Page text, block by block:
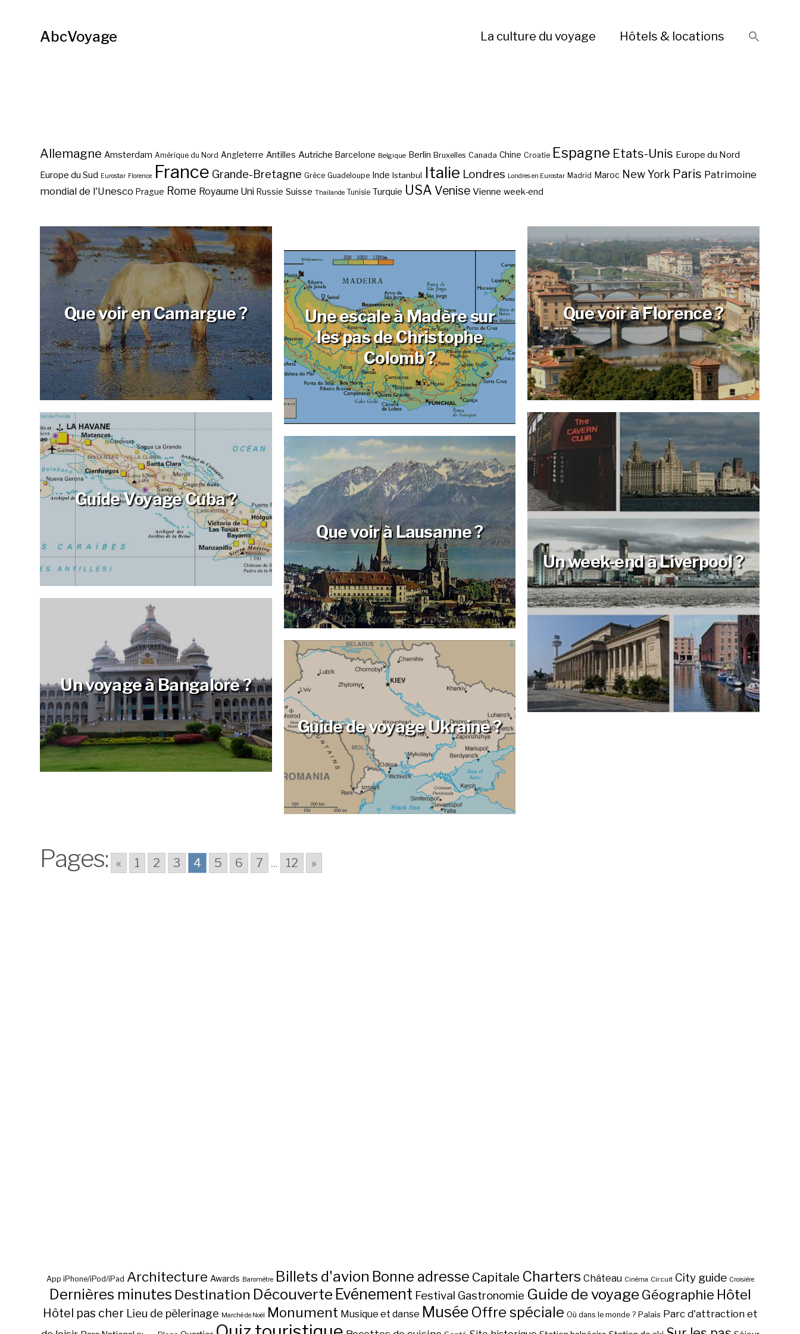
AbcVoyage La culture du voyage Hôtels & locations
Allemagne Amsterdam Amérique du Nord Angleterre Antilles Autriche Barcelone Belgique Berlin Bruxelles Canada Chine Croatie Espagne Etats-Unis Europe du Nord
Europe du Sud Eurostar Florence France Grande-Bretagne Grèce Guadeloupe Inde Istanbul Italie Londres Londres en Eurostar Madrid Maroc New York Paris Patrimoine
mondial de l'Unesco Prague Rome Royaume Uni Russie Suisse Thaïlande Tunisie Turquie USA Venise Vienne week-end
Que voir en Camargue ? Que voir à Florence ?
Une escale à Madère sur
les pas de Christophe
Colomb ?
Guide Voyage Cuba ?
Un week-end à Liverpool ?
Que voir à Lausanne ?
Un voyage à Bangalore ?
Guide de voyage Ukraine ?
Pages: « 1 2 3 4 5 6 7 ... 12 »
App iPhone/iPod/iPad Architecture Awards Baromètre Billets d'avion Bonne adresse Capitale Charters Château Cinéma Circuit City guide Croisière
Dernières minutes Destination Découverte Evénement Festival Gastronomie Guide de voyage Géographie Hôtel
Hôtel pas cher Lieu de pèlerinage Marché de Noël Monument Musique et danse Musée Offre spéciale Où dans le monde ? Palais Parc d'attraction et